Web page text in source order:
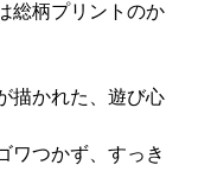
総柄プリントのか
描かれた、遊び心
ワつかず、すっき